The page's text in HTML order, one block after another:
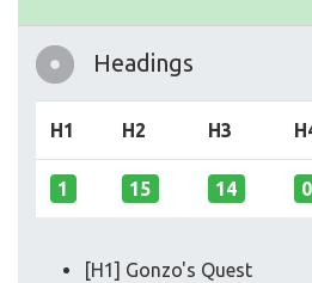
Headings
H1 H2 H3
1 15 14 0
[H1] Gonzo's Quest